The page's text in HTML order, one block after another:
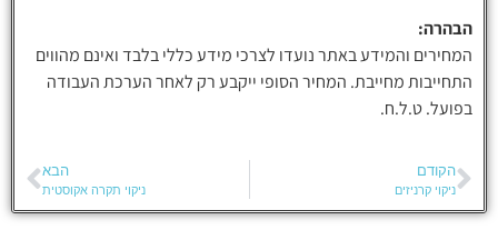
הבהרה:
המחירים והמידע באתר נועדו לצרכי מידע כללי בלבד ואינם מהווים
התחייבות מחייבת. המחיר הסופי ייקבע רק לאחר הערכת העבודה
בפועל. ט.ל.ח.
הקודם
ניקוי קרניזים
הבא
ניקוי תקרה אקוסטית